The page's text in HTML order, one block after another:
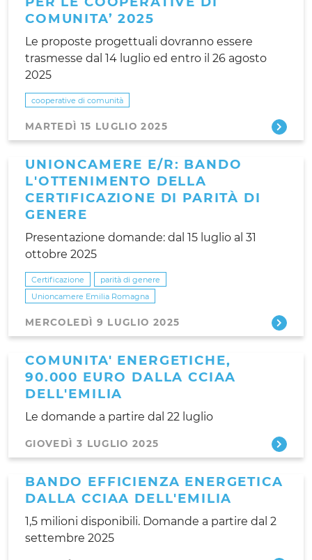
COMUNITA’ 2025
Le proposte progettuali dovranno essere
trasmesse dal 14 luglio ed entro il 26 agosto
2025
cooperative di comunità
MARTEDÌ 15 LUGLIO 2025
UNIONCAMERE E/R: BANDO
L'OTTENIMENTO DELLA
CERTIFICAZIONE DI PARITÀ DI
GENERE
Presentazione domande: dal 15 luglio al 31
ottobre 2025
Certificazione
parità di genere
Unioncamere Emilia Romagna
MERCOLEDÌ 9 LUGLIO 2025
COMUNITA' ENERGETICHE,
90.000 EURO DALLA CCIAA
DELL'EMILIA
Le domande a partire dal 22 luglio
GIOVEDÌ 3 LUGLIO 2025
BANDO EFFICIENZA ENERGETICA
DALLA CCIAA DELL'EMILIA
1,5 milioni disponibili. Domande a partire dal 2
settembre 2025